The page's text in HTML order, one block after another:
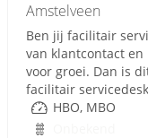
Amstelveen
Ben jij facilitair
van klantcontact
voor groei. Dan is
facilitair
HBO, MBO